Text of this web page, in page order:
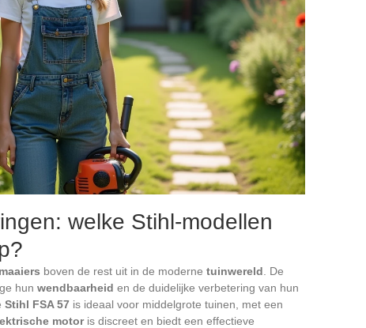
welke Stihl-modellen
boven de rest uit in de moderne tuinwereld . De
hun wendbaarheid en de duidelijke verbetering van hun
Stihl FSA 57 is ideaal voor middelgrote tuinen, met een
motoris discreet en biedt een effectieve